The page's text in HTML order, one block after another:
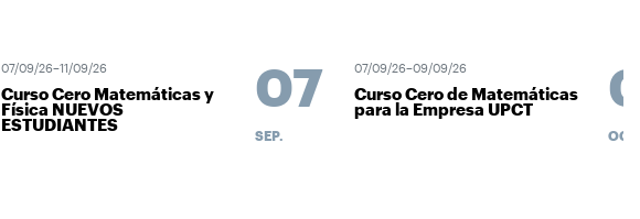
07/09/26–11/09/26
Curso Cero Matemáticas y
Física NUEVOS
ESTUDIANTES
07
SEP.
07/09/26–09/09/26
Curso Cero de Matemáticas
para la Empresa UPCT
OCT.